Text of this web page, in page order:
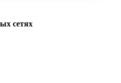
сетях